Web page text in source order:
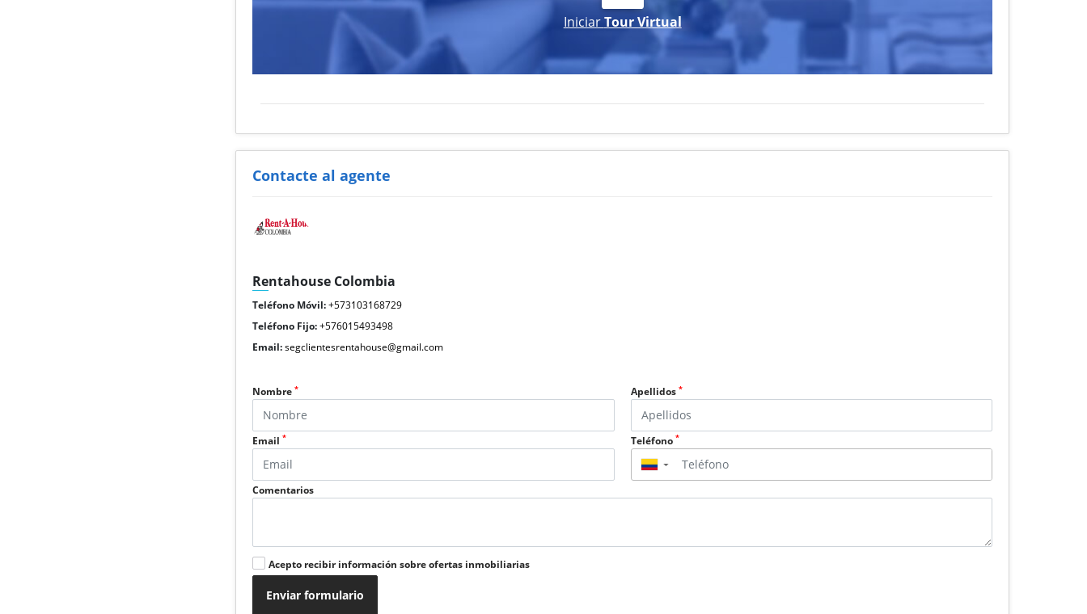
IniciarTour Virtual
Contacte al agente
Rentahouse Colombia
Teléfono Móvil:+573103168729
Teléfono Fijo:+576015493498
Email:segclientesrentahouse@gmail.com
Nombre* Apellidos *
Email* Teléfono *
▼
Comentarios
Acepto recibir información sobre ofertas inmobiliarias
Enviar formulario